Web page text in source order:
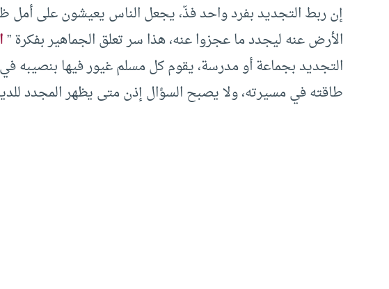
إن ربط التجديد بفرد واحد فذّ، يجعل الناس يعيشون على أمل
الأرض عنه ليجدد ما عجزوا عنه، هذا سر تعلق الجماهير بفكرة ”
التجديد بجماعة أو مدرسة، يقوم كل مسلم غيور فيها بنصيبه
طاقته في مسيرته، ولا يصبح السؤال إذن متى يظهر المجدد